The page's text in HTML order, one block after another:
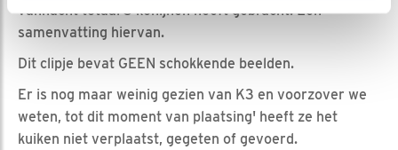
vannacht totaal 3 konijnen heeft gebracht. Een
samenvatting hiervan.
Dit clipje bevat GEEN schokkende beelden.
Er is nog maar weinig gezien van K3 en voorzover we
weten, tot dit moment van plaatsing' heeft ze het
kuiken niet verplaatst, gegeten of gevoerd.